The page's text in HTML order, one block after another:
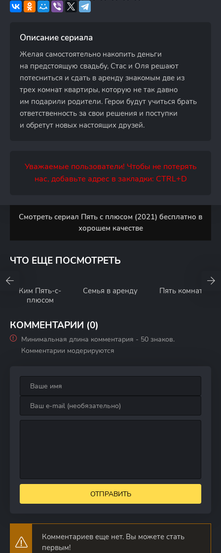
Описание сериала
Желая самостоятельно накопить деньги
на предстоящую свадьбу, Стас и Оля решают
потесниться и сдать в аренду знакомым две из
трех комнат квартиры, которую не так давно
им подарили родители. Герои будут учиться брать
ответственность за свои решения и поступки
и обретут новых настоящих друзей.
Уважаемые пользователи! Чтобы не потерять
нас, добавьте адрес в закладки: CTRL+D
Смотреть сериал Пять с плюсом (2021) бесплатно в
хорошем качестве
ЧТО ЕЩЕ ПОСМОТРЕТЬ
Ким Пять-с-
плюсом
Семья в аренду Пять комнат
КОММЕНТАРИИ (0)
Минимальная длина комментария - 50 знаков.
Комментарии модерируются
ОТПРАВИТЬ
Комментариев еще нет. Вы можете стать
первым!